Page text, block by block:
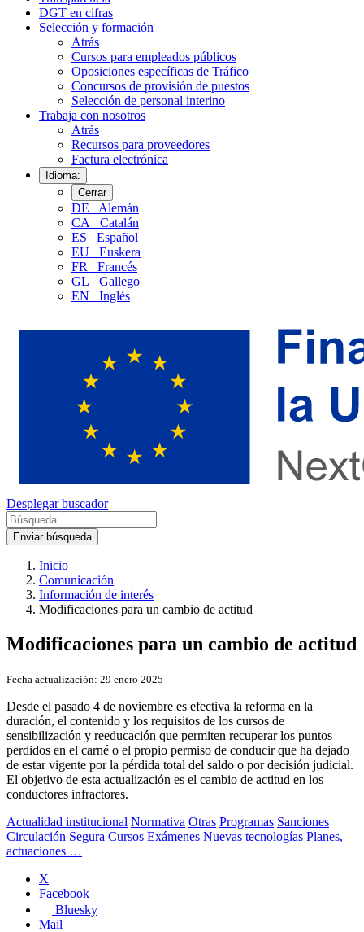
DGT en cifras
Selección y formación
Atrás
Cursos para empleados públicos
Oposiciones específicas de Tráfico
Concursos de provisión de puestos
Selección de personal interino
Trabaja con nosotros
Atrás
Recursos para proveedores
Factura electrónica
Idioma:
Cerrar
DE
Alemán
CA
Catalán
ES
Español
EU
Euskera
FR
Francés
GL
Gallego
EN
Inglés
Desplegar buscador
Enviar búsqueda
Inicio
Comunicación
Información de interés
Modificaciones para un cambio de actitud
Modificaciones para un cambio de actitud
Fecha actualización: 29 enero 2025
Desde el pasado 4 de noviembre es efectiva la reforma en la
duración, el contenido y los requisitos de los cursos de
sensibilización y reeducación que permiten recuperar los puntos
perdidos en el carné o el propio permiso de conducir que ha dejado
de estar vigente por la pérdida total del saldo o por decisión judicial.
El objetivo de esta actualización es el cambio de actitud en los
conductores infractores.
Actualidad institucional Normativa Otras Programas Sanciones
Circulación Segura Cursos Exámenes Nuevas tecnologías Planes,
actuaciones …
X
Facebook
Bluesky
Mail